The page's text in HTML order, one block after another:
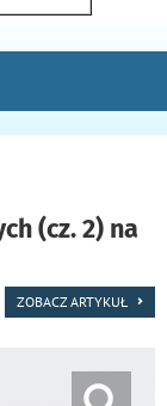
(cz. 2) na
ZOBACZ ARTYKUŁ